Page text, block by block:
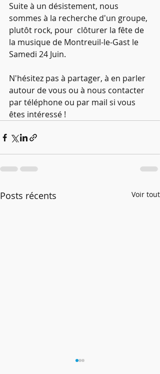
Suite à un désistement, nous
sommes à la recherche d'un groupe,
plutôt rock, pour  clôturer la fête de
la musique de Montreuil-le-Gast le
Samedi 24 Juin.
N'hésitez pas à partager, à en parler
autour de vous ou à nous contacter
par téléphone ou par mail si vous
êtes intéressé !
Posts récents Voir tout